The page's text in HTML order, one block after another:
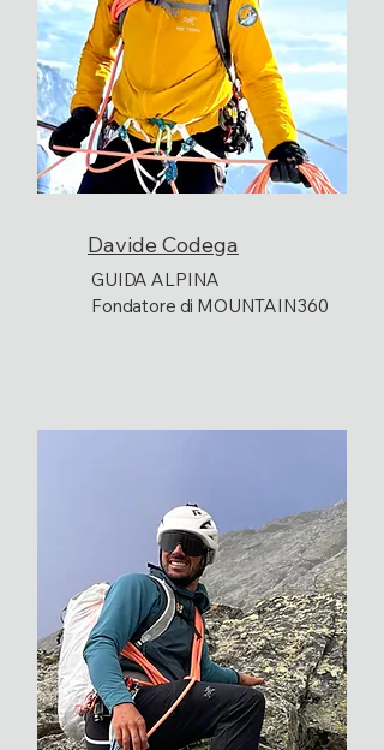
Davide Codega
GUIDA ALPINA
Fondatore di MOUNTAIN360